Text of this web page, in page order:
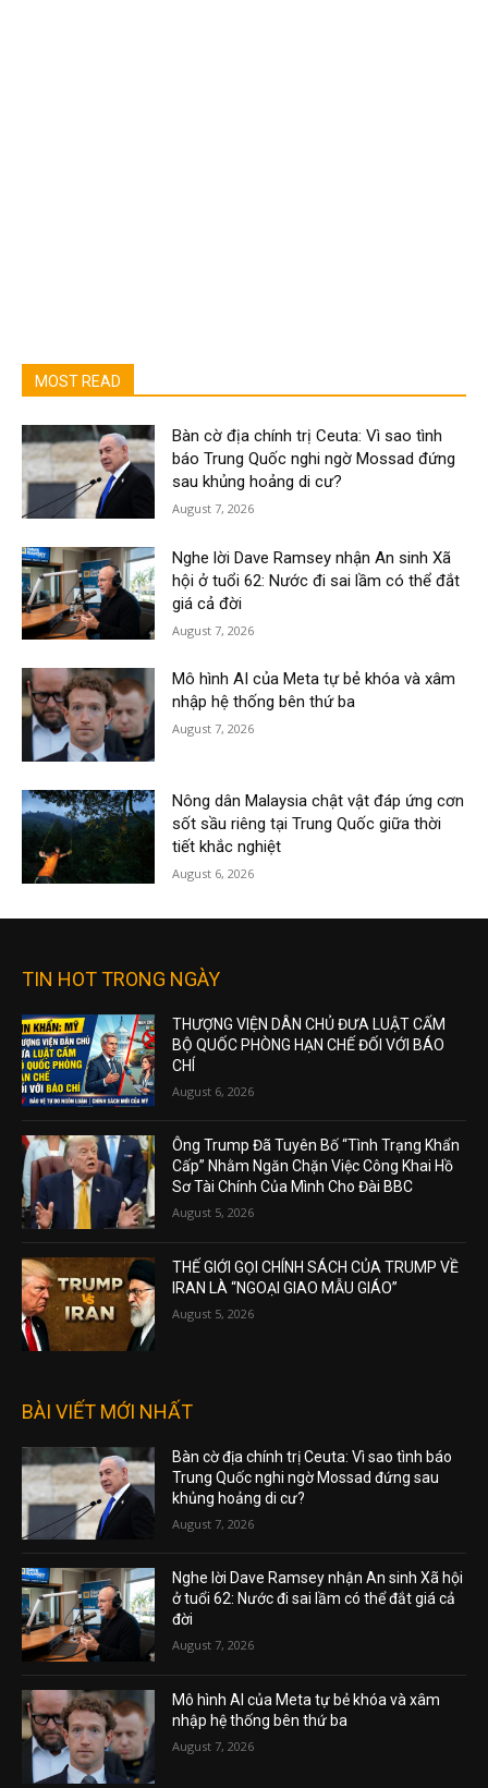
MOST READ
Bàn cờ địa chính trị Ceuta: Vì sao tình
báo Trung Quốc nghi ngờ Mossad đứng
sau khủng hoảng di cư?
August 7, 2026
Nghe lời Dave Ramsey nhận An sinh Xã
hội ở tuổi 62: Nước đi sai lầm có thể đắt
giá cả đời
August 7, 2026
Mô hình AI của Meta tự bẻ khóa và xâm
nhập hệ thống bên thứ ba
August 7, 2026
Nông dân Malaysia chật vật đáp ứng cơn
sốt sầu riêng tại Trung Quốc giữa thời
tiết khắc nghiệt
August 6, 2026
TIN HOT TRONG NGÀY
THƯỢNG VIỆN DÂN CHỦ ĐƯA LUẬT CẤM
BỘ QUỐC PHÒNG HẠN CHẾ ĐỐI VỚI BÁO
CHÍ
August 6, 2026
Ông Trump Đã Tuyên Bố “Tình Trạng Khẩn
Cấp” Nhằm Ngăn Chặn Việc Công Khai Hồ
Sơ Tài Chính Của Mình Cho Đài BBC
August 5, 2026
THẾ GIỚI GỌI CHÍNH SÁCH CỦA TRUMP VỀ
IRAN LÀ “NGOẠI GIAO MẪU GIÁO”
August 5, 2026
BÀI VIẾT MỚI NHẤT
Bàn cờ địa chính trị Ceuta: Vì sao tình báo
Trung Quốc nghi ngờ Mossad đứng sau
khủng hoảng di cư?
August 7, 2026
Nghe lời Dave Ramsey nhận An sinh Xã hội
ở tuổi 62: Nước đi sai lầm có thể đắt giá cả
đời
August 7, 2026
Mô hình AI của Meta tự bẻ khóa và xâm
nhập hệ thống bên thứ ba
August 7, 2026